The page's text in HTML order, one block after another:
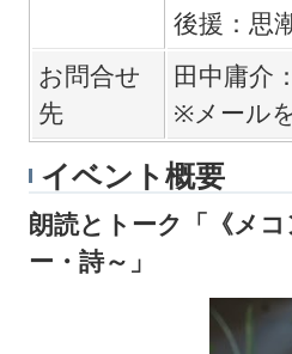
後援：思
お問合せ
先
田中庸介
※メール
イベント概要
朗読とトーク「《メ
ー・詩～」